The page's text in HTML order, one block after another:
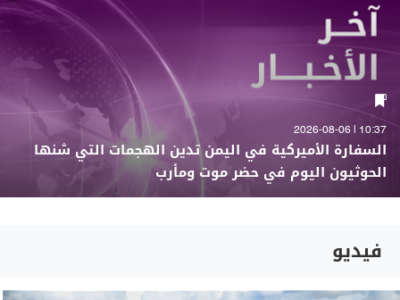
10:37 | 2026-08-06
السفارة الأميركية في اليمن تدين الهجمات التي شنها
الحوثيون اليوم في حضر موت ومأرب
فيديو